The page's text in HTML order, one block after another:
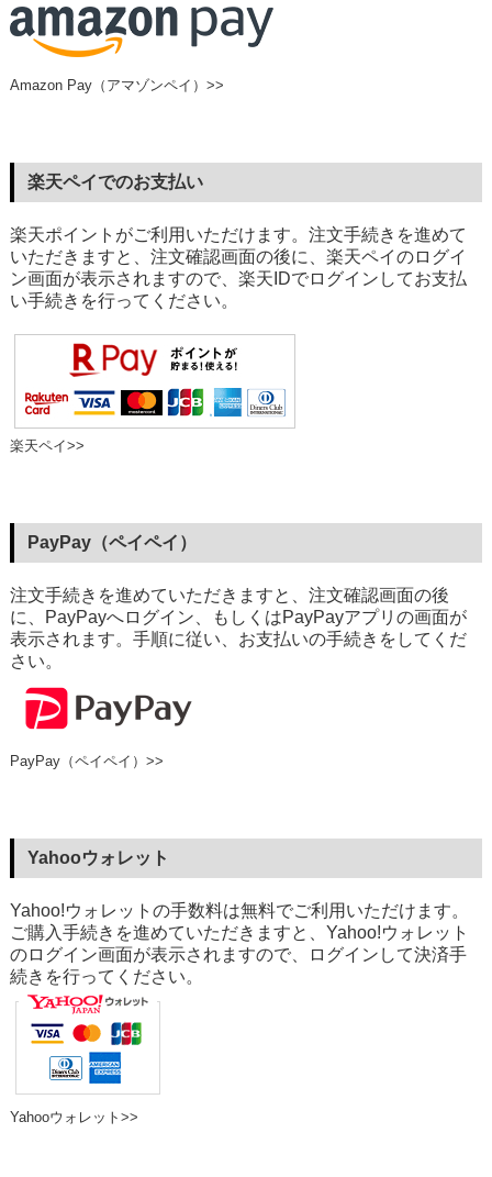
Amazon Pay（アマゾンペイ）>>
楽天ペイでのお支払い
楽天ポイントがご利用いただけます。注文手続きを進めて
いただきますと、注文確認画面の後に、楽天ペイのログイ
ン画面が表示されますので、楽天IDでログインしてお支払
い手続きを行ってください。
楽天ペイ>>
PayPay（ペイペイ）
注文手続きを進めていただきますと、注文確認画面の後
に、PayPayへログイン、もしくはPayPayアプリの画面が
表示されます。手順に従い、お支払いの手続きをしてくだ
さい。
PayPay（ペイペイ）>>
Yahooウォレット
Yahoo!ウォレットの手数料は無料でご利用いただけます。
ご購入手続きを進めていただきますと、Yahoo!ウォレット
のログイン画面が表示されますので、ログインして決済手
続きを行ってください。
Yahooウォレット>>